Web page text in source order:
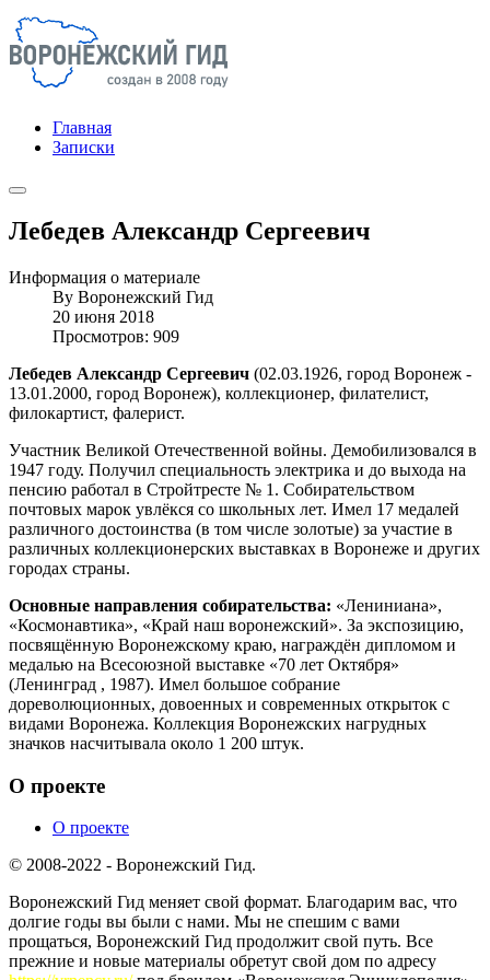
Главная
Записки
Лебедев Александр Сергеевич
Информация о материале
By Воронежский Гид
20 июня 2018
Просмотров: 909
Лебедев Александр Сергеевич (02.03.1926, город Воронеж -
13.01.2000, город Воронеж), коллекционер, филателист,
филокартист, фалерист.
Участник Великой Отечественной войны. Демобилизовался в
1947 году. Получил специальность электрика и до выхода на
пенсию работал в Стройтресте № 1. Собирательством
почтовых марок увлёкся со школьных лет. Имел 17 медалей
различного достоинства (в том числе золотые) за участие в
различных коллекционерских выставках в Воронеже и других
городах страны.
Основные направления собирательства: «Лениниана»,
«Космонавтика», «Край наш воронежский». За экспозицию,
посвящённую Воронежскому краю, награждён дипломом и
медалью на Всесоюзной выставке «70 лет Октября»
(Ленинград , 1987). Имел большое собрание
дореволюционных, довоенных и современных открыток с
видами Воронежа. Коллекция Воронежских нагрудных
значков насчитывала около 1 200 штук.
О проекте
О проекте
© 2008-2022 - Воронежский Гид.
Воронежский Гид меняет свой формат. Благодарим вас, что
долгие годы вы были с нами. Мы не спешим с вами
прощаться, Воронежский Гид продолжит свой путь. Все
прежние и новые материалы обретут свой дом по адресу